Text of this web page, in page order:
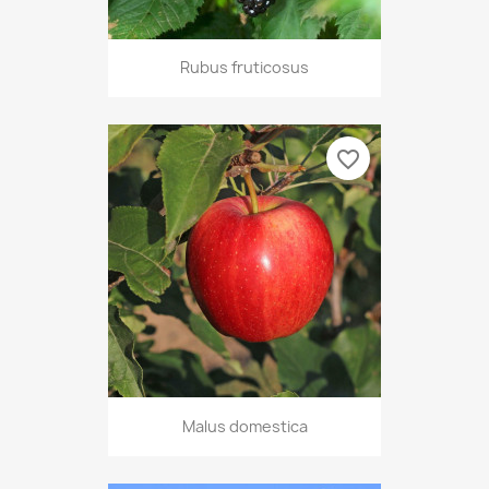
Rubus fruticosus
Malus domestica
favorite_border